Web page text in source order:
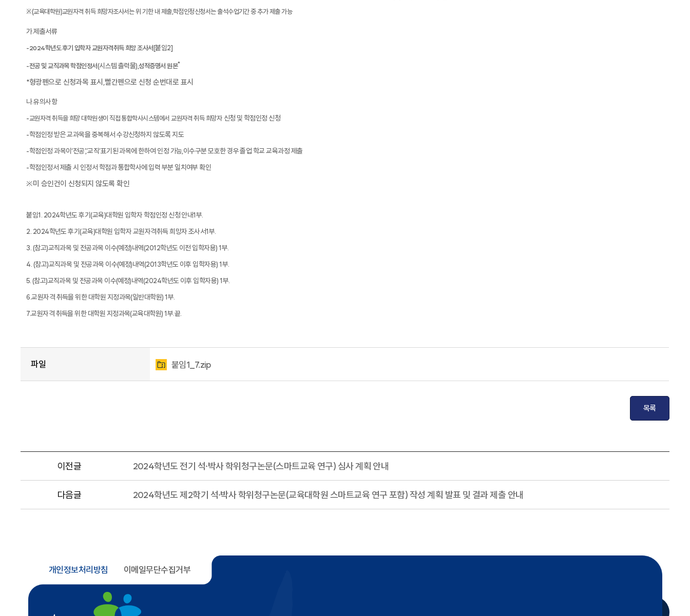
※(교육대학원)교원자격 취득 희망자조사서는 위 기한 내 제출,학점인정신청서는 출석수업기간 중 추가 제출 가능
가.제출서류
-2024학년도 후기 입학자 교원자격취득 희망 조사서 [붙임2]
-전공 및 교직과목 학점인정서(시스템 출력물),성적증명서 원본*
*형광펜으로 신청과목 표시 빨간펜으로 신청 순번대로 표시
나.유의사항
-교원자격 취득을 희망 대학원생이 직접 통합학사시스템에서 교원자격 취득 희망자 신청 및 학점인정 신청
-학점인정 받은 교과목을 중복해서 수강신청하지 않도록 지도
-학점인정 과목이‘전공’,‘교직’표기된 과목에 한하여 인정 가능,이수구분 모호한 경우 졸업 학교 교육과정 제출
-학점인정서 제출 시 인정서 학점과 통합학사에 입력 부분 일치여부 확인
※미 승인건이 신청되지 않도록 확인
붙임1. 2024학년도 후기(교육)대학원 입학자 학점인정 신청 안내1 부.
2. 2024학년도 후기(교육)대학원 입학자 교원자격취득 희망자 조사서1 부.
3. (참고)교직과목 및 전공과목 이수(예정)내역(2012학년도 이전 입학자용) 1 부.
4. (참고)교직과목 및 전공과목 이수(예정)내역(2013학년도 이후 입학자용) 1 부.
5. (참고)교직과목 및 전공과목 이수(예정)내역(2024학년도 이후 입학자용) 1 부.
6.교원자격 취득을 위한 대학원 지정과목(일반대학원) 1 부.
7.교원자격 취득을 위한 대학원 지정과목(교육대학원) 1 부.끝.
파일 붙임1_7.zip
목록
이전글 2024학년도 전기 석·박사 학위청구논문(스마트교육 연구) 심사 계획 안내
다음글 2024학년도 제2학기 석·박사 학위청구논문(교육대학원 스마트교육 연구 포함) 작성 계획 발표 및 결과 제출 안내
개인정보처리방침 이메일무단수집거부